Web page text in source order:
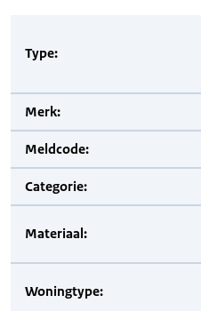
Type:
Merk:
Meldcode:
Categorie:
Materiaal:
Woningtype: